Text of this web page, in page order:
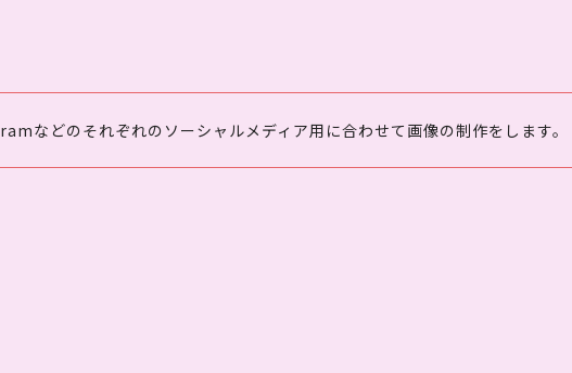
どのそれぞれのソーシャルメディア用に合わせて画像の制作をします。